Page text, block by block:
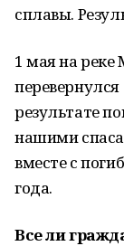
сплавы.
1 мая на
результате
нашими
вместе с
года.
Все ли